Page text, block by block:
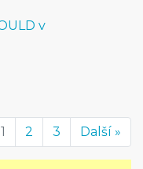
v
1 2 3 Další »